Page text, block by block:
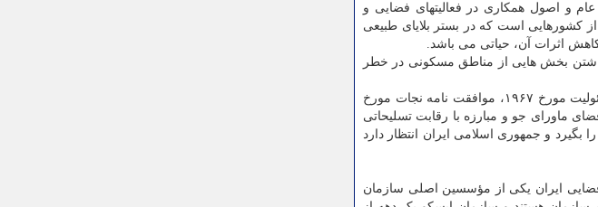
عام و اصول همکاری در فعالیتهای فضایی و
کشورهایی است که در بستر بلایای طبیعی
اثرات آن، حیاتی می باشد.
بخش هایی از مناطق مسکونی در خطر
در بخش دیگری از این نامه با یادآوری اینکه جمهوری اسلامی ایران بعنوان دولت عضو معاهده مسئولیت مورخ ۱۹۶۷، موافقت نامه نجات مورخ
بر استفاده صلح آمیز از فضای ماورای جو و مبارزه با رقابت تسلیحاتی
بگیرد و جمهوری اسلامی ایران انتظار دارد
فضایی ایران یکی از مؤسسین اصلی سازمان